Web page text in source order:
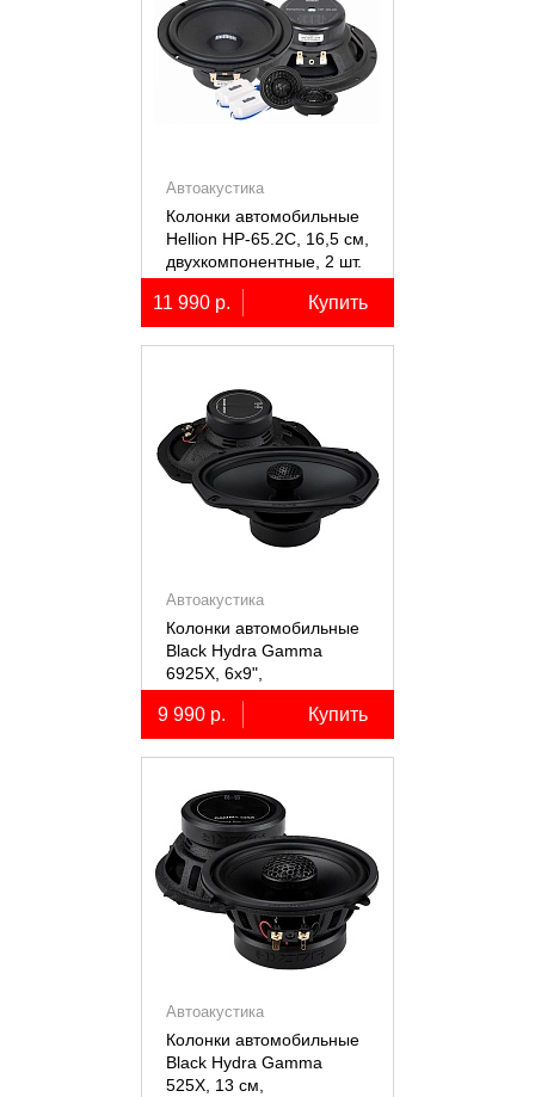
Автоакустика
Колонки автомобильные
Hellion HP-65.2С, 16,5 см,
двухкомпонентные, 2 шт.
11 990 р. Купить
Автоакустика
Колонки автомобильные
Black Hydra Gamma
6925X, 6х9",
коаксиальные
двухполосные, 2 шт.
9 990 р. Купить
Автоакустика
Колонки автомобильные
Black Hydra Gamma
525X, 13 см,